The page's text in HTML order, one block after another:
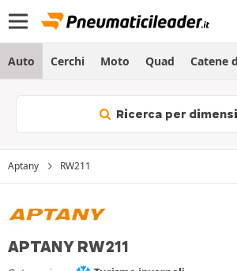
Auto Cerchi Moto Quad Catene
Ricerca per
Aptany RW211
APTANY RW211